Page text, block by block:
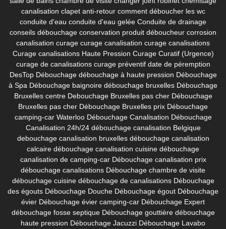
canalisation clapet anti-retour comment déboucher les wc
conduite d'eau conduite d'eau gelée Conduite de drainage
conseils débouchage conservation produit déboucheur corrosion
canalisation curage curage canalisation curage canalisations
Curage canalisations Haute Pression Curage Curatif (Urgence)
curage de canalisations curage préventif date de péremption
DesTop Débouchage débouchage à haute pression Débouchage
à Spa Débouchage baignoire débouchage bruxelles Débouchage
Bruxelles centre Debouchage Bruxelles pas cher Débouchage
Bruxelles pas cher Débouchage Bruxelles prix Débouchage
camping-car Waterloo Débouchage Canalisation Débouchage
Canalisation 24h/24 débouchage canalisation Belgique
debouchage canalisation bruxelles débouchage canalisation
calcaire débouchage canalisation cuisine débouchage
canalisation de camping-car Débouchage canalisation prix
débouchage canalisations Débouchage chambre de visite
débouchage cuisine débouchage de canalisations Débouchage
des égouts Débouchage Douche Débouchage égout Débouchage
évier Débouchage évier camping-car Débouchage Expert
débouchage fosse septique Débouchage gouttière débouchage
haute pression Débouchage Jacuzzi Débouchage Lavabo